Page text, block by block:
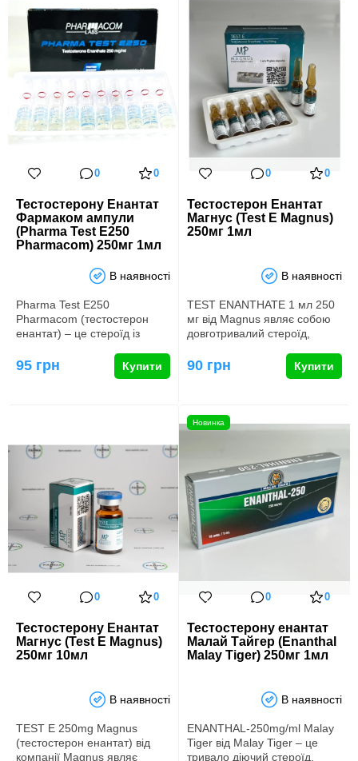
0 0
Тестостерону Енантат
Фармаком ампули
(Pharma Test E250
Pharmacom) 250мг 1мл
В наявності
Pharma Test E250
Pharmacom (тестостерон
енантат) – це стероїд із
компанією…
95 грн Купити
0 0
Тестостерон Енантат
Магнус (Test E Magnus)
250мг 1мл
В наявності
TEST ENANTHATE 1 мл 250
мг від Magnus являє собою
довготривалий стероїд,
…
90 грн Купити
0 0
Тестостерону Енантат
Магнус (Test E Magnus)
250мг 10мл
В наявності
TEST E 250mg Magnus
(тестостерон енантат) від
компанії Magnus являє
Новинка
0 0
Тестостерону енантат
Малай Тайгер (Enanthal
Malay Tiger) 250мг 1мл
В наявності
ENANTHAL-250mg/ml Malay
Tiger від Malay Tiger – це
тривало діючий стероїд,